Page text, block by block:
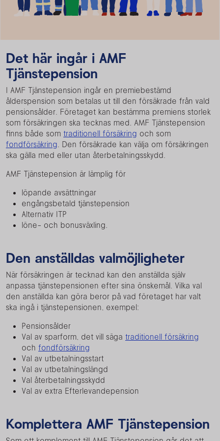
Det här ingår i AMF
Tjänstepension
I AMF Tjänstepension ingår en premiebestämd
ålderspension som betalas ut till den försäkrade från vald
pensionsålder. Företaget kan bestämma premiens storlek
som försäkringen ska tecknas med. AMF Tjänstepension
finns både som traditionell försäkring och som
fondförsäkring. Den försäkrade kan välja om försäkringen
ska gälla med eller utan återbetalningsskydd.
AMF Tjänstepension är lämplig för
löpande avsättningar
engångsbetald tjänstepension
Alternativ ITP
löne- och bonusväxling.
Den anställdas valmöjligheter
När försäkringen är tecknad kan den anställda själv
anpassa tjänstepensionen efter sina önskemål. Vilka val
den anställda kan göra beror på vad företaget har valt
ska ingå i tjänstepensionen, exempel:
Pensionsålder
Val av sparform, det vill säga traditionell försäkring
och fondförsäkring
Val av utbetalningsstart
Val av utbetalningslängd
Val återbetalningsskydd
Val av extra Efterlevandepension
Komplettera AMF Tjänstepension